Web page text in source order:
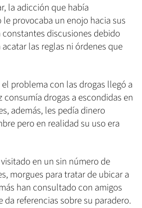
la adicción que había
provocaba un enojo hacia sus
discusiones debido
las reglas ni órdenes que
problema con las drogas llegó a
drogas a escondidas en
además, les pedía dinero
pero en realidad su uso era
en un sin número de
morgues para tratar de ubicar a
han consultado con amigos
da referencias sobre su paradero.